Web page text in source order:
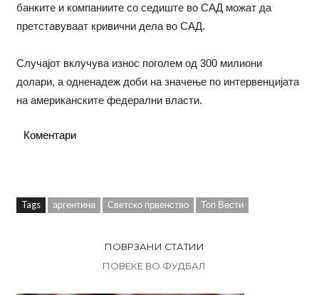
банките и компаниите со седиште во САД можат да
претставуваат кривични дела во САД.
Случајот вклучува износ поголем од 300 милиони
долари, а одненадеж доби на значење по интервенцијата
на американските федерални власти.
Коментари
Tags аргентина Светско првенство Топ Вести
ПОВРЗАНИ СТАТИИ
ПОВЕЌЕ ВО ФУДБАЛ